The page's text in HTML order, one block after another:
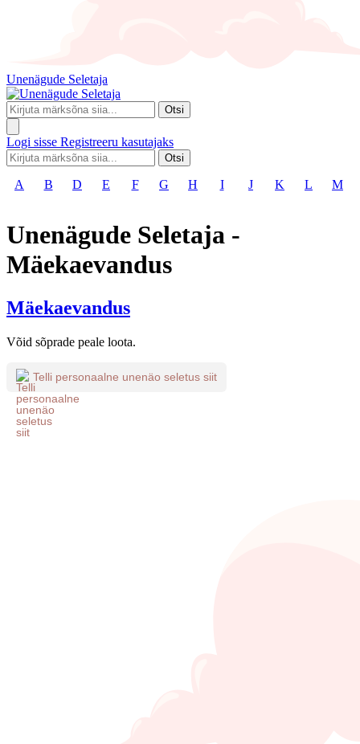
Unenägude Seletaja
Otsi
Logi sisse Registreeru kasutajaks
Otsi
A B D E F G H I J K L M
Unenägude Seletaja -
Mäekaevandus
Mäekaevandus
Võid sõprade peale loota.
Telli personaalne unenäo seletus siit